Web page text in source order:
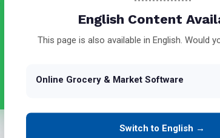
Adana Sarıçam'da Zincir İşletmeler
Sistemimiz, şehir içi ve bölgesel
market sipariş sistemi çözümü
English Content
This page is also available in English. Would
Online Grocery & Market Software
Switch to English →